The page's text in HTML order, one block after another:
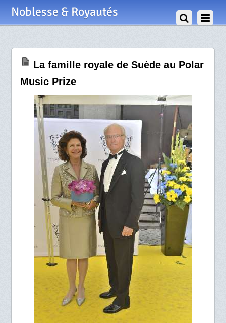
Noblesse & Royautés
La famille royale de Suède au Polar
Music Prize